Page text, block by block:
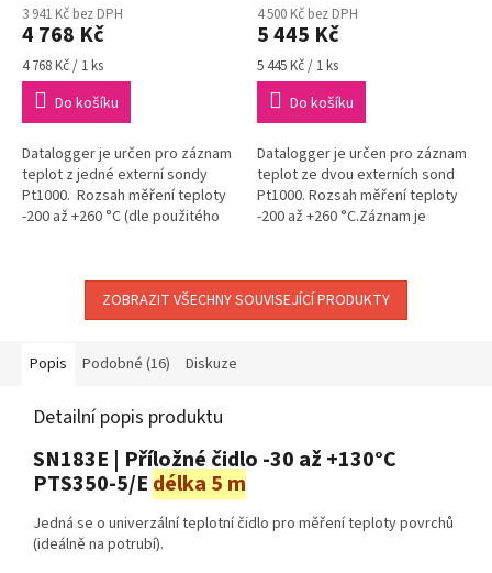
3 941 Kč bez DPH
4 768 Kč
Měrná
cena:
4 768 Kč / 1 ks
Do košíku
Datalogger je určen pro záznam
teplot z jedné externí sondy
Pt1000. Rozsah měření teploty
-200 až +260 °C (dle použitého
4 500 Kč bez DPH
5 445 Kč
Měrná
cena:
5 445 Kč / 1 ks
Do košíku
Datalogger je určen pro záznam
teplot ze dvou externích sond
Pt1000. Rozsah měření teploty
-200 až +260 °C.Záznam je
Údaje...
ZOBRAZIT VŠECHNY SOUVISEJÍCÍ PRODUKTY
Popis Podobné (16) Diskuze
Detailní popis produktu
SN183E | Příložné čidlo -30 až +130°C
PTS350-5/E délka 5 m
Jedná se o univerzální teplotní čidlo pro měření teploty povrchů
(ideálně na potrubí).